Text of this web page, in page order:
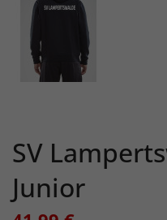
SV
Junior